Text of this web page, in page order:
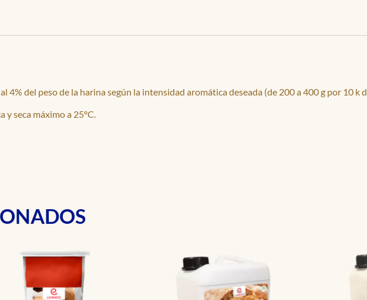
4% del peso de la harina según la intensidad aromática deseada (de 200 a 400 g por 10 k
y seca máximo a 25ºC.